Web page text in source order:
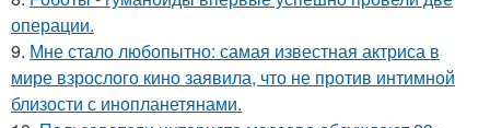
операции.
9. Мне стало любопытно: самая известная актриса в
мире взрослого кино заявила, что не против интимной
близости с инопланетянами.